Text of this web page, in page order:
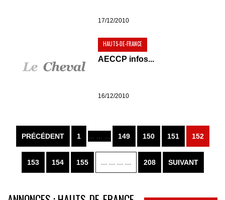
17/12/2010
HAUTS-DE-FRANCE
AECCP infos...
16/12/2010
PRÉCÉDENT 1 ... ... ... 149 150 151 152
153 154 155 ... ... ... ... 208 SUIVANT